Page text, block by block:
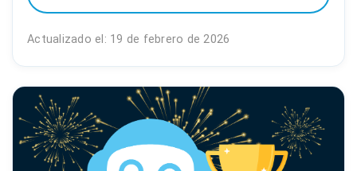
Actualizado el: 19 de febrero de 2026